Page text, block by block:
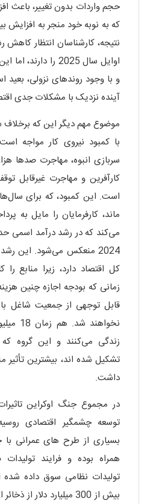
حجم واردات بدون تغییر، باعث
که به نوبه خود منجر به
نتیجه، کارشناسان انتظار کاهش
اوایل سال 2025 را
و با وجود روندهای نزولی،
آینده نزدیک با مشکلات جدی
موضوع مهم دیگر این که
با کمبود نیروی کار مواجه
سربازی انبوه، مهاجرت صدها
کارآفرین و مهاجرت غیرقابل
است. این کمبود، که برای
ماند، کارفرمایان را مایل به
2024 منعکس می‌شود. این
کل اقتصاد دارد، زیرا منابع
زمانی که بودجه اجازه چنین
قابل توجهی از جمعیت شاغل
زندگی می‌کنند و این گروه که
تشکیل شده اند، بیشترین تأثیر
داشت.
در مجموع جنگ اوکراین
توسعه چشمگیر اقتصادی
بسیاری از طرح های عمرانی با
همراه بوده و فرایند
تولیدات نظامی سوق داده
بیش از 300 میلیارد دلار